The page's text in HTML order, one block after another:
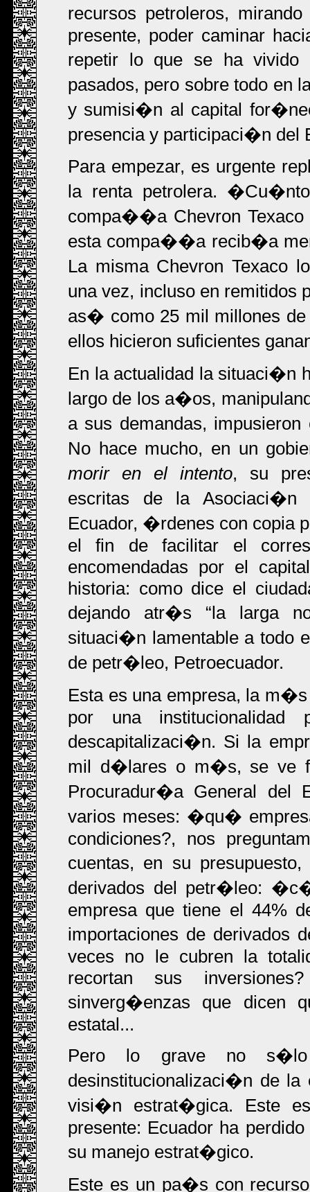
recursos petroleros,
presente, poder caminar
repetir lo que se ha
pasados, pero sobre todo en
y sumisi�n al capital
presencia y participaci�n del
Para empezar, es urgente
la renta petrolera.
compa��a Chevron Texaco
esta compa��a recib�a
La misma Chevron Texaco
una vez, incluso en
as� como 25 mil millones
ellos hicieron suficientes
En la actualidad la situaci�n
largo de los a�os,
a sus demandas,
No hace mucho, en un
morir en el intento, su
escritas de la Asociaci�n
Ecuador, �rdenes con copia
el fin de facilitar el
encomendadas por el
historia: como dice el
dejando atr�s
la larga
situaci�n lamentable a todo
de petr�leo, Petroecuador.
Esta es una empresa, la
por una
descapitalizaci�n. Si la
mil d�lares o m�s, se ve
Procuradur�a General del
varios meses: �qu�
condiciones?, nos
cuentas, en su
derivados del petr�leo:
empresa que tiene el 44%
importaciones de
veces no le cubren la
recortan sus
sinverg�enzas que dicen
estatal...
Pero lo grave no
desinstitucionalizaci�n de
visi�n estrat�gica. Este
presente: Ecuador ha
su manejo estrat�gico.
Este es un pa�s con